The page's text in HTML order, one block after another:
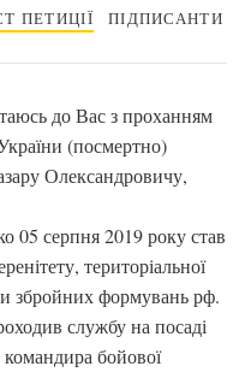
ПЕТИЦІЇ ПІДПИСАНТИ
до Вас з проханням
(посмертно)
Олександровичу,
серпня 2019 року став
територіальної
збройних формувань рф.
службу на посаді
бойової